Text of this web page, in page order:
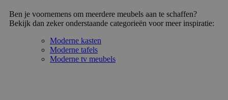
Ben je voornemens om meerdere meubels aan te schaffen?
Bekijk dan zeker onderstaande categorieën voor meer inspiratie:
Moderne kasten
Moderne tafels
Moderne tv meubels